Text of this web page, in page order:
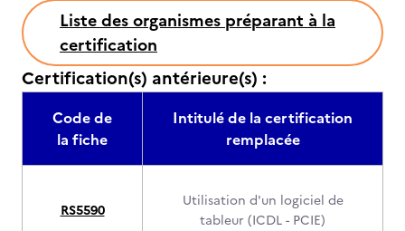
Liste des organismes préparant à la
certification
Certification(s) antérieure(s) :
Code de
la fiche
Intitulé de la certification
remplacée
RS5590
Utilisation d'un logiciel de
tableur (ICDL - PCIE)